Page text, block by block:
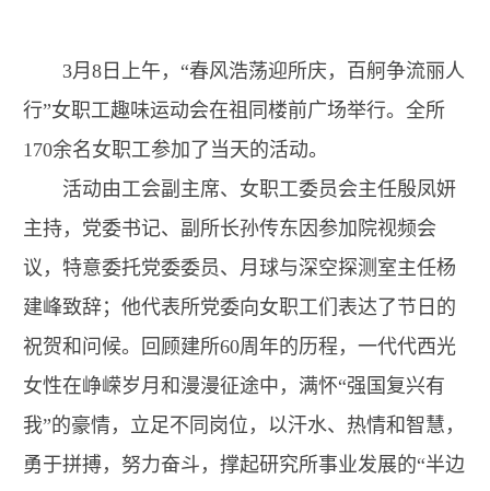
3月8日上午，“春风浩荡迎所庆，百舸争流丽人
行”女职工趣味运动会在祖同楼前广场举行。全所
170余名女职工参加了当天的活动。
活动由工会副主席、女职工委员会主任殷凤妍
主持，党委书记、副所长孙传东因参加院视频会
议，特意委托党委委员、月球与深空探测室主任杨
建峰致辞；他代表所党委向女职工们表达了节日的
祝贺和问候。回顾建所60周年的历程，一代代西光
女性在峥嵘岁月和漫漫征途中，满怀“强国复兴有
我”的豪情，立足不同岗位，以汗水、热情和智慧，
勇于拼搏，努力奋斗，撑起研究所事业发展的“半边